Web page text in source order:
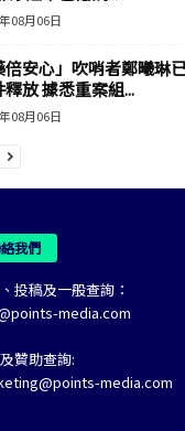
08月06日
倍安心」吹哨者鄭曦琳
釋放 據悉重案組...
08月06日
我們
投稿及一般查詢：
media.com
贊助查詢:
media.com